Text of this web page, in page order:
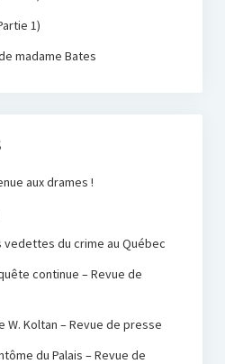
1)
madame Bates
aux drames !
vedettes du crime au Québec
continue – Revue de
W. Koltan – Revue de presse
du Palais – Revue de